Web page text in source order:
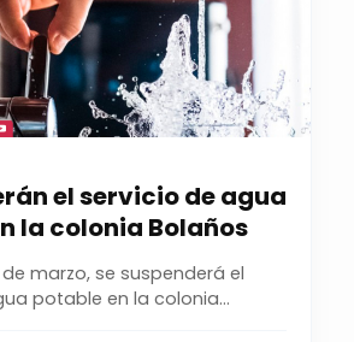
el servicio de agua
la colonia Bolaños
de marzo, se suspenderá el
potable en la colonia